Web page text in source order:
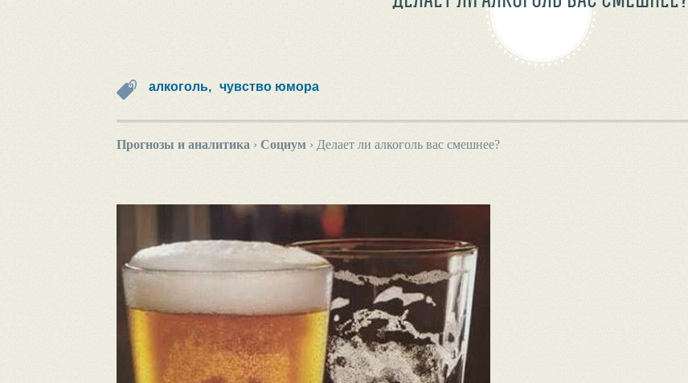
алкоголь, чувство юмора
Прогнозы и аналитика › Социум› Делает ли алкоголь вас смешнее?